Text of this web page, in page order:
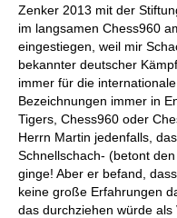
Zenker 2013 mit der
im langsamen Chess960
eingestiegen, weil mir
bekannter deutscher
immer für die
Bezeichnungen immer in
Tigers, Chess960 oder
Herrn Martin jedenfalls,
Schnellschach- (betont
ginge! Aber er befand,
keine große Erfahrungen
das durchziehen würde als